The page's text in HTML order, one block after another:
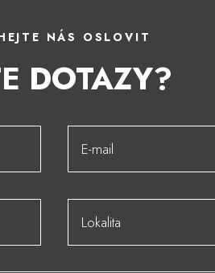
NÁS OSLOVIT
DOTAZY?